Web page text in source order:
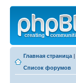
Главная страница |
Список форумов